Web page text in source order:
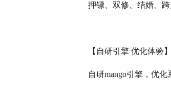
押镖、双修、结婚、
【自研引擎 优化体验】
自研mango引擎，优化